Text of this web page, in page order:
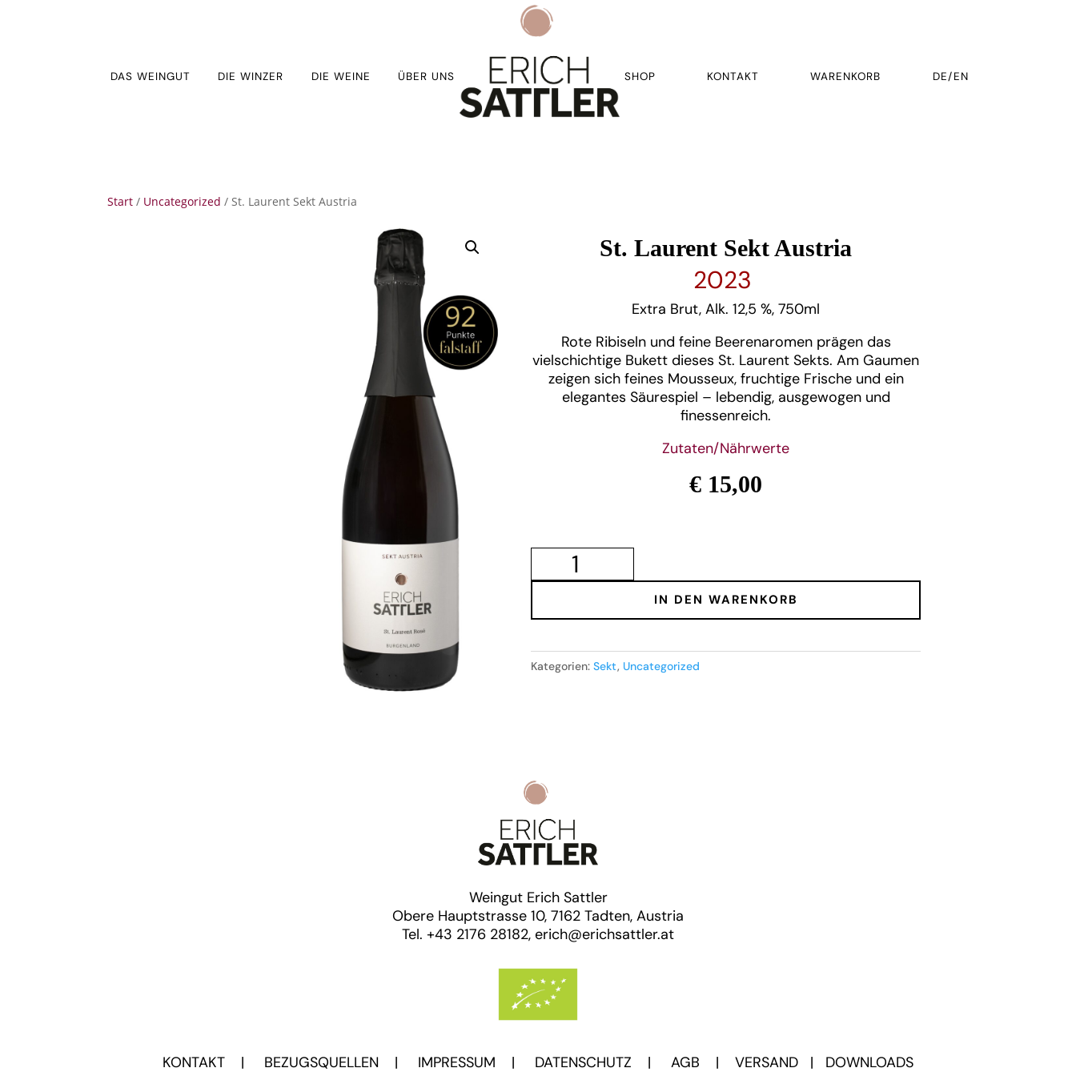
DAS WEINGUT DIE WINZER DIE WEINE ÜBER UNS SHOP KONTAKT WARENKORB DE/EN
Start / Uncategorized / St. Laurent Sekt Austria
St. Laurent Sekt Austria
2023
Extra Brut, Alk. 12,5 %, 750ml
Rote Ribiseln und feine Beerenaromen prägen das
vielschichtige Bukett dieses St. Laurent Sekts. Am Gaumen
zeigen sich feines Mousseux, fruchtige Frische und ein
elegantes Säurespiel – lebendig, ausgewogen und
finessenreich.
Zutaten/Nährwerte
€ 15,00
Laurent
Austria
IN DEN WARENKORB
Kategorien: Sekt, Uncategorized
Weingut Erich Sattler
Obere Hauptstrasse 10, 7162 Tadten, Austria
Tel. +43 2176 28182, erich@erichsattler.at
KONTAKT | BEZUGSQUELLEN | IMPRESSUM | DATENSCHUTZ | AGB | VERSAND | DOWNLOADS